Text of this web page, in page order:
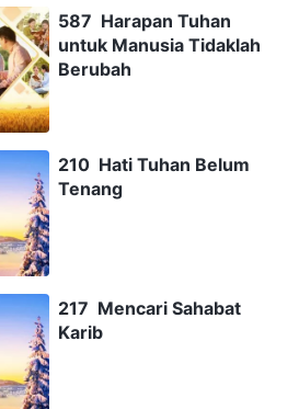
587 Harapan Tuhan
untuk Manusia Tidaklah
Berubah
210 Hati Tuhan Belum
Tenang
217 Mencari Sahabat
Karib